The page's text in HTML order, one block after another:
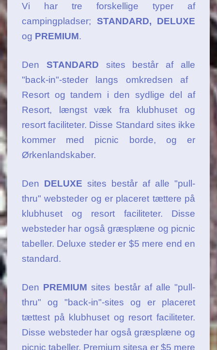
Vi har tre forskellige typer af
campingpladser; STANDARD, DELUXE
og PREMIUM.
Den STANDARD sites består af alle
"back-in"-steder langs omkredsen af ​​
Resort og tandem i den sydlige del af
Resort, længst væk fra klubhuset og
resort faciliteter. Disse Standard sites ikke
kommer med picnic borde, og er
Ørkenlandskaber.
Den DELUXE sites består af alle "pull-
thru" websteder og er placeret tættere på
klubhuset og resort faciliteter. Disse
websteder har også græsplæne og picnic
tabeller. Deluxe steder er $5 mere end en
standard.
Den PREMIUM sites består af alle "pull-
thru" og "back-in"-sites og er placeret
tættest på klubhuset og resort faciliteter.
Disse websteder har også græsplæne og
picnic tabeller. Premium sitesa er $5 mere